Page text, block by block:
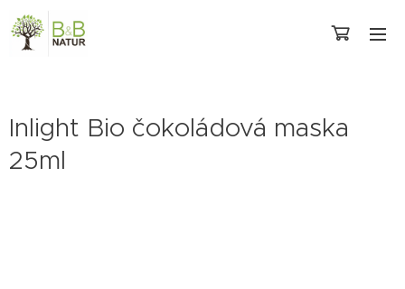
Inlight Bio čokoládová maska
25ml